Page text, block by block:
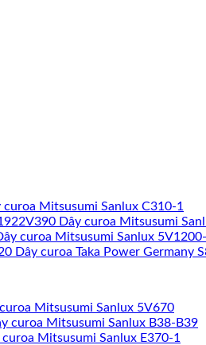
curoa Mitsusumi Sanlux C310-1
Dây curoa Mitsusumi
curoa Mitsusumi Sanlux
Dây curoa Taka Power Germany
Mitsusumi Sanlux 5V670
curoa Mitsusumi Sanlux B38-B39
curoa Mitsusumi Sanlux E370-1